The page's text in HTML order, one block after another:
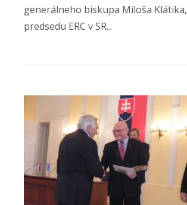
generálneho biskupa Miloša Klátika,
predsedu ERC v SR...